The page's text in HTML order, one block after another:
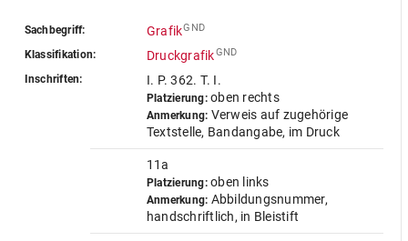
Sachbegriff: GrafikGND
Klassifikation: DruckgrafikGND
Inschriften: I. P. 362. T. I.
Platzierung:oben rechts
Anmerkung: Verweis auf zugehörige
Textstelle, Bandangabe, im Druck
11a
Platzierung:oben links
Anmerkung: Abbildungsnummer,
handschriftlich, in Bleistift